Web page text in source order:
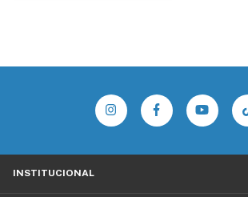
INSTITUCIONAL